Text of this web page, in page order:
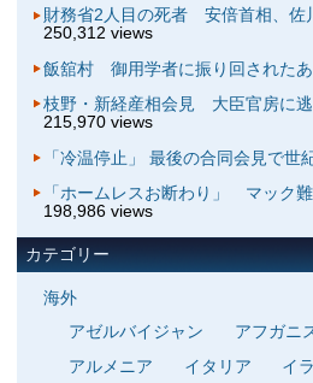
財務省2人目の死者 安倍首相、佐
250,312 views
飯舘村 御用学者に振り回されたあ
枝野・新経産相会見 大臣官房に
215,970 views
「冷温停止」 最後の合同会見で世
「ホームレスお断わり」 マック
198,986 views
カテゴリー
海外
アゼルバイジャン
アフガニ
アルメニア
イタリア イ